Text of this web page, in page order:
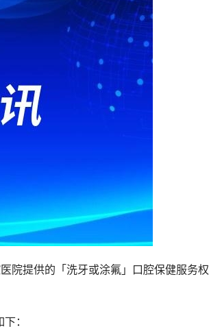
院提供的「洗牙或涂氟」口腔保健服务权
：